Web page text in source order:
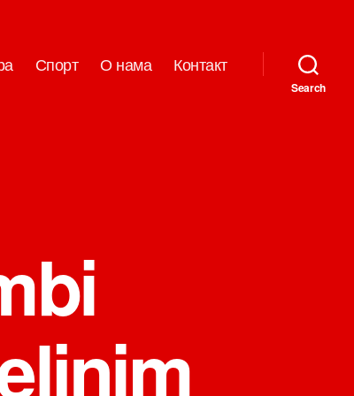
Спорт О нама Контакт
Search